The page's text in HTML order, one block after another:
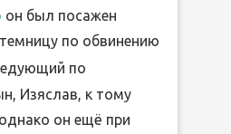
он был посажен
по обвинению
по
Изяслав, к тому
он ещё при